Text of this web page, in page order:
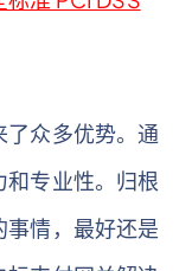
了众多优势。通
专业性。归根
情，最好还是